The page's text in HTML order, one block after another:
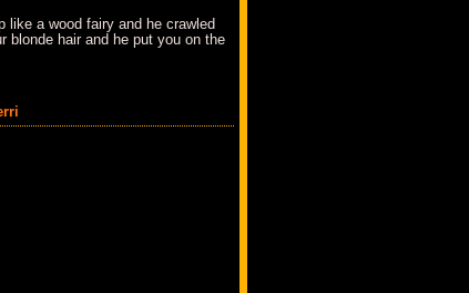
like a wood fairy and he crawled
blonde hair and he put you on the